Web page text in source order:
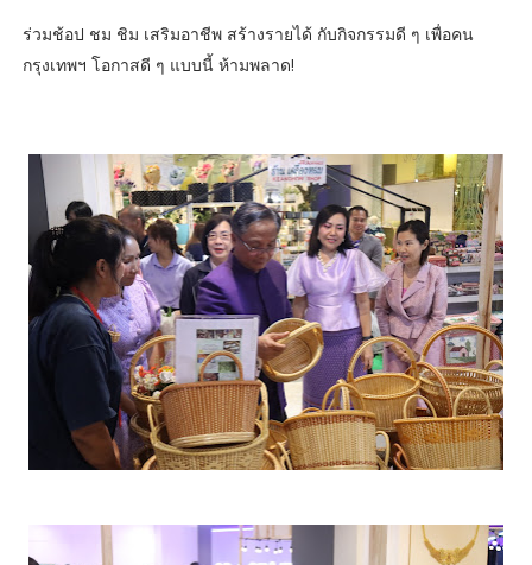
ร่วมช้อป ชม ชิม เสริมอาชีพ สร้างรายได้ กับกิจกรรมดี ๆ เพื่อคน
กรุงเทพฯ โอกาสดี ๆ แบบนี้ ห้ามพลาด!